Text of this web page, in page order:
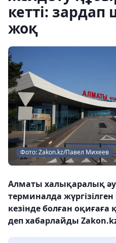
кетті:
жоқ
Фото: Zakon.kz/Павел Михеев
Алматы халықаралық
терминалда
кезінде болған оқиғаға
деп хабарлайды